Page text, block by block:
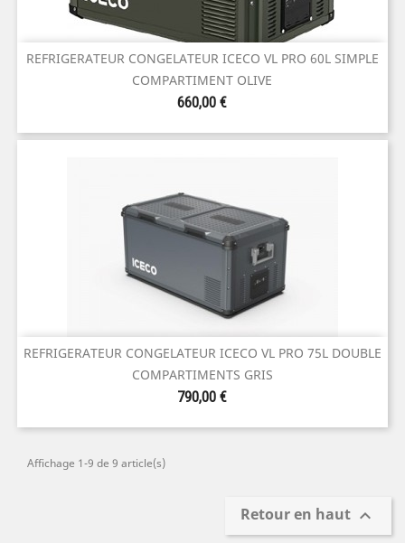
REFRIGERATEUR CONGELATEUR ICECO VL PRO 60L SIMPLE
COMPARTIMENT OLIVE
Prix
660,00 €
REFRIGERATEUR CONGELATEUR ICECO VL PRO 75L DOUBLE
COMPARTIMENTS GRIS
Prix
790,00 €
Affichage 1-9 de 9 article(s)
Retour en haut 